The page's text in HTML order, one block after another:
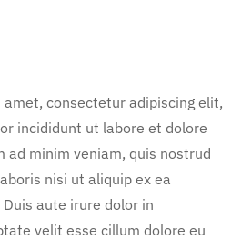
consectetur adipiscing elit,
incididunt ut labore et dolore
ad minim veniam, quis nostrud
nisi ut aliquip ex ea
aute irure dolor in
velit esse cillum dolore eu